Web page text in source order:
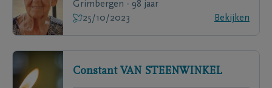
Grimbergen - 98 jaar
25/10/2023
Bekijken
Constant VAN STEENWINKEL